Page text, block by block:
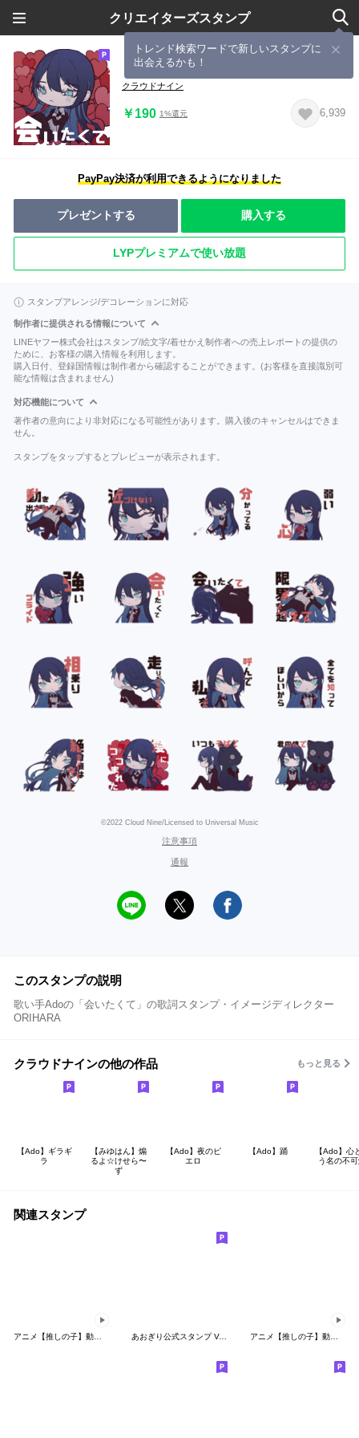
クリエイターズスタンプ
トレンド検索ワードで新しいスタンプに
出会えるかも！
【Ado】会いたくて
クラウドナイン
￥190 1%還元 6,939
PayPay決済が利用できるようになりました
プレゼントする 購入する
LYPプレミアムで使い放題
スタンプアレンジ/デコレーションに対応
制作者に提供される情報について
LINEヤフー株式会社はスタンプ/絵文字/着せかえ制作者への売上レポートの提供の
ために、お客様の購入情報を利用します。
購入日付、登録国情報は制作者から確認することができます。(お客様を直接識別可
能な情報は含まれません)
対応機能について
著作者の意向により非対応になる可能性があります。購入後のキャンセルはできま
せん。
スタンプをタップするとプレビューが表示されます。
©2022 Cloud Nine/Licensed to Universal Music
注意事項
通報
このスタンプの説明
歌い手Adoの「会いたくて」の歌詞スタンプ・イメージディレクター
ORIHARA
クラウドナインの他の作品 もっと見る
【Ado】ギラギ
ラ
【みゆはん】煽
るよ☆けせら〜
ず
【Ado】夜のピ
エロ
【Ado】踊
【Ado】心
う名の不
関連スタンプ
アニメ【推しの子】動くLINEスタンプ vol.3 あおぎり公式スタンプ Vol.2 ※再販です アニメ【推しの子】動くLINEスタンプ vol.6